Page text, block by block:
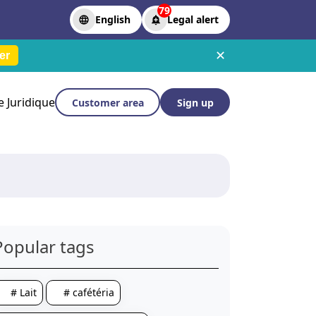
English
79
Legal alert
✕
Juridique Customer area Sign up
tags
# Lait # cafétéria